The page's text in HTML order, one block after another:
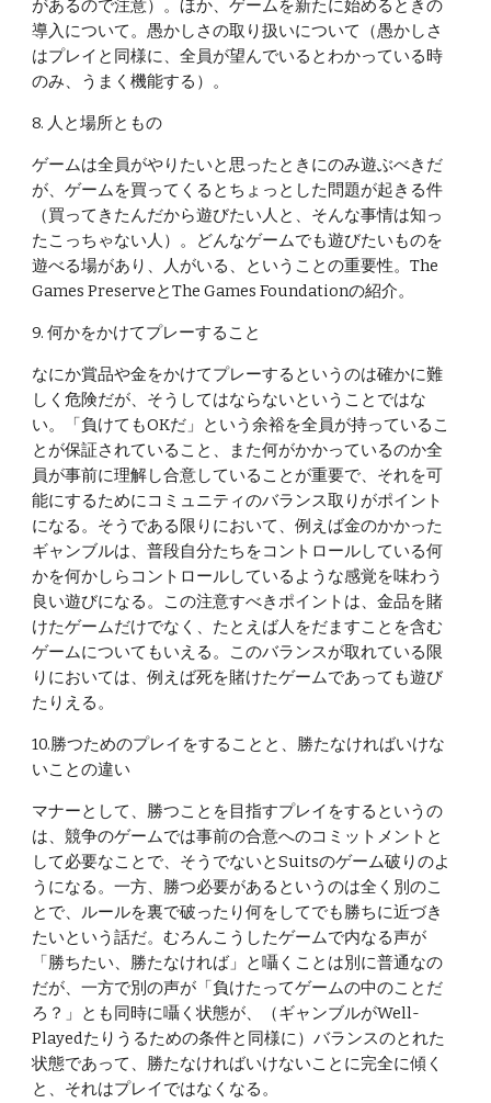
があるので注意）。ほか、ゲームを新たに始めるときの
導入について。愚かしさの取り扱いについて（愚かしさ
はプレイと同様に、全員が望んでいるとわかっている時
のみ、うまく機能する）。
8. 人と場所ともの
ゲームは全員がやりたいと思ったときにのみ遊ぶべきだ
が、ゲームを買ってくるとちょっとした問題が起きる件
（買ってきたんだから遊びたい人と、そんな事情は知っ
たこっちゃない人）。どんなゲームでも遊びたいものを
遊べる場があり、人がいる、ということの重要性。The
Games PreserveとThe Games Foundationの紹介。
9. 何かをかけてプレーすること
なにか賞品や金をかけてプレーするというのは確かに難
しく危険だが、そうしてはならないということではな
い。「負けてもOKだ」という余裕を全員が持っているこ
とが保証されていること、また何がかかっているのか全
員が事前に理解し合意していることが重要で、それを可
能にするためにコミュニティのバランス取りがポイント
になる。そうである限りにおいて、例えば金のかかった
ギャンブルは、普段自分たちをコントロールしている何
かを何かしらコントロールしているような感覚を味わう
良い遊びになる。この注意すべきポイントは、金品を賭
けたゲームだけでなく、たとえば人をだますことを含む
ゲームについてもいえる。このバランスが取れている限
りにおいては、例えば死を賭けたゲームであっても遊び
たりえる。
10.勝つためのプレイをすることと、勝たなければいけな
いことの違い
マナーとして、勝つことを目指すプレイをするというの
は、競争のゲームでは事前の合意へのコミットメントと
して必要なことで、そうでないとSuitsのゲーム破りのよ
うになる。一方、勝つ必要があるというのは全く別のこ
とで、ルールを裏で破ったり何をしてでも勝ちに近づき
たいという話だ。むろんこうしたゲームで内なる声が
「勝ちたい、勝たなければ」と囁くことは別に普通なの
だが、一方で別の声が「負けたってゲームの中のことだ
ろ？」とも同時に囁く状態が、（ギャンブルがWell-
Playedたりうるための条件と同様に）バランスのとれた
状態であって、勝たなければいけないことに完全に傾く
と、それはプレイではなくなる。